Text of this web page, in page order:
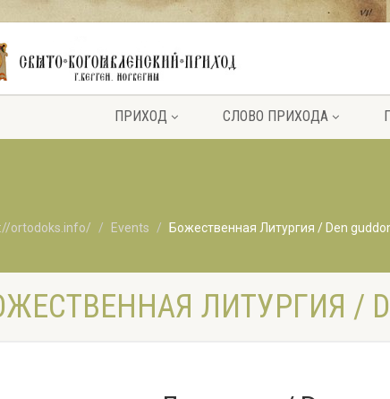
ПРИХОД СЛОВО ПРИХОДА
ortodoks.info/ Events Божественная Литургия / Den
ЛИТУРГИЯ /